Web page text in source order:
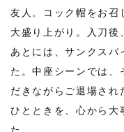
友人。コック帽をお召
大盛り上がり。入刀
あとには、サンクスバ
た。中座シーンでは
だきながらご退場され
ひとときを、心から大